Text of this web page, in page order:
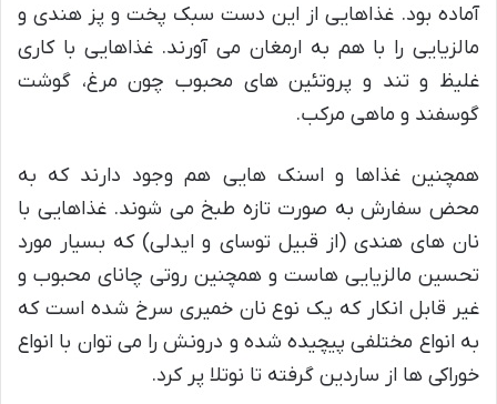
آماده بود. غذاهایی از این دست سبک پخت و پز هندی و
مالزیایی را با هم به ارمغان می آورند. غذاهایی با کاری
غلیظ و تند و پروتئین های محبوب چون مرغ، گوشت
گوسفند و ماهی مرکب.
همچنین غذاها و اسنک هایی هم وجود دارند که به
محض سفارش به صورت تازه طبخ می شوند. غذاهایی با
نان های هندی (از قبیل توسای و ایدلی) که بسیار مورد
تحسین مالزیایی هاست و همچنین روتی چانای محبوب و
غیر قابل انکار که یک نوع نان خمیری سرخ شده است که
به انواع مختلفی پیچیده شده و درونش را می توان با انواع
خوراکی ها از ساردین گرفته تا نوتلا پر کرد.